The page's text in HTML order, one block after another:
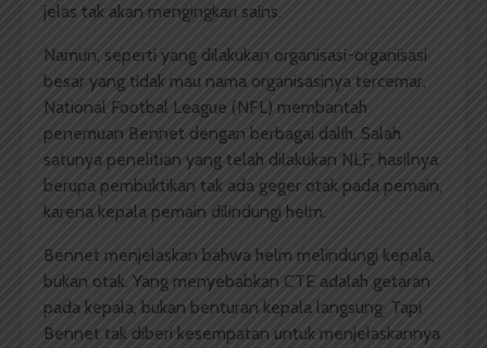
jelas tak akan mengingkari sains.
Namun, seperti yang dilakukan organisasi-organisasi
besar yang tidak mau nama organisasinya tercemar,
National Footbal League (NFL) membantah
penemuan Bennet dengan berbagai dalih. Salah
satunya penelitian yang telah dilakukan NLF, hasilnya
berupa pembuktikan tak ada geger otak pada pemain,
karena kepala pemain dilindungi helm.
Bennet menjelaskan bahwa helm melindungi kepala,
bukan otak. Yang menyebabkan CTE adalah getaran
pada kepala, bukan benturan kepala langsung. Tapi
Bennet tak diberi kesempatan untuk menjelaskannya